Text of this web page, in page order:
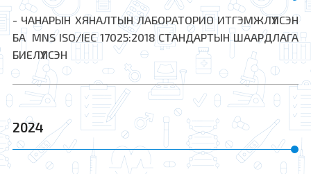
- ЧАНАРЫН ХЯНАЛТЫН ЛАБОРАТОРИО ИТГЭМЖЛҮҮЛСЭН
БА MNS ISO/IEC 17025:2018 СТАНДАРТЫН ШААРДЛАГА
БИЕЛҮҮЛСЭН
2024